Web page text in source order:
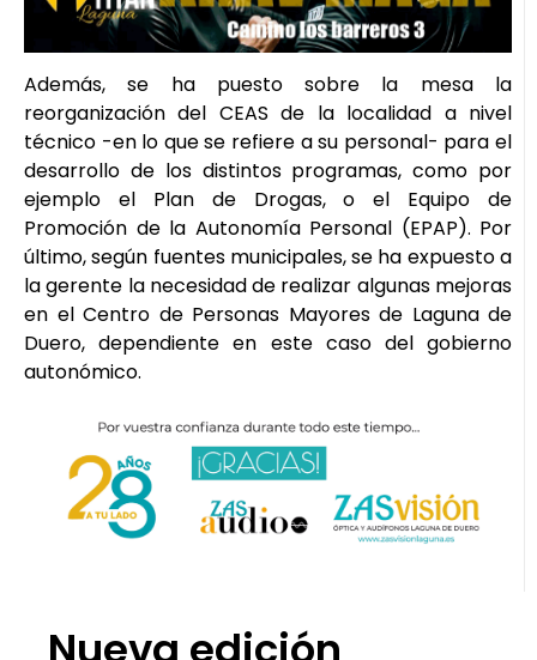
Además, se ha puesto sobre la mesa la
reorganización del CEAS de la localidad a nivel
técnico -en lo que se refiere a su personal- para el
desarrollo de los distintos programas, como por
ejemplo el Plan de Drogas, o el Equipo de
Promoción de la Autonomía Personal (EPAP). Por
último, según fuentes municipales, se ha expuesto a
la gerente la necesidad de realizar algunas mejoras
en el Centro de Personas Mayores de Laguna de
Duero, dependiente en este caso del gobierno
autonómico.